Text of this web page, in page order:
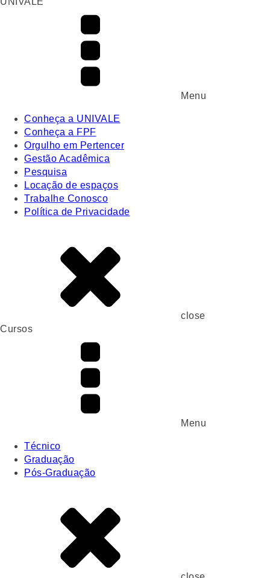
Menu
Conheça a UNIVALE
Conheça a FPF
Orgulho em Pertencer
Gestão Acadêmica
Pesquisa
Locação de espaços
Trabalhe Conosco
Política de Privacidade
close
Cursos
Menu
Técnico
Graduação
Pós-Graduação